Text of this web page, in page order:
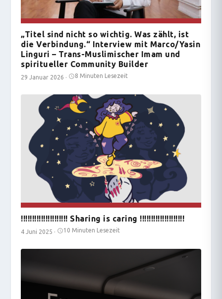
„Titel sind nicht so wichtig. Was zählt, ist
die Verbindung.“ Interview mit Marco/Yasin
Linguri – Trans-Muslimischer Imam und
spiritueller Community Builder
29 Januar 2026 · 8 Minuten Lesezeit
!!!!!!!!!!!!!!!!!!!!! Sharing is caring !!!!!!!!!!!!!!!!!!!!
4 Juni 2025 · 10 Minuten Lesezeit